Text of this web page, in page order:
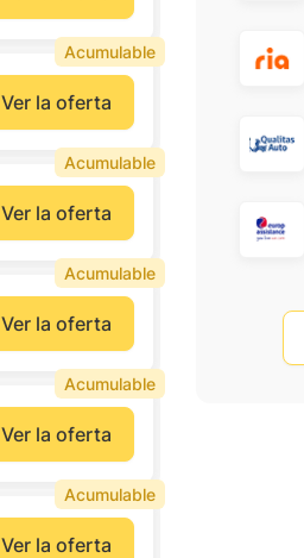
Ver la oferta
Acumulable
Ver la oferta
Acumulable
Ver la oferta
Acumulable
Ver la oferta
Acumulable
Ver la oferta
Acumulable